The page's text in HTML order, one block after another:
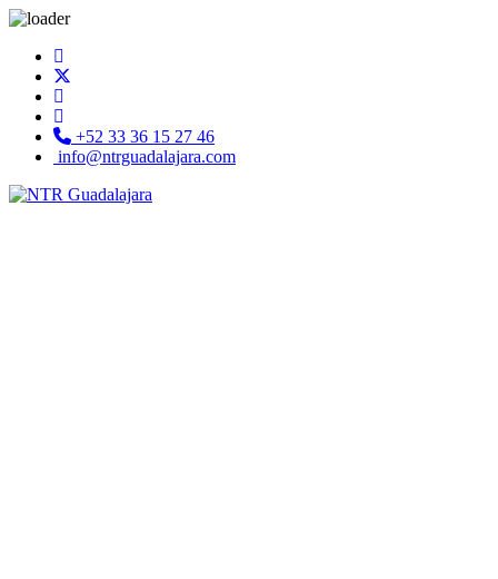
+52 33 36 15 27 46
info@ntrguadalajara.com